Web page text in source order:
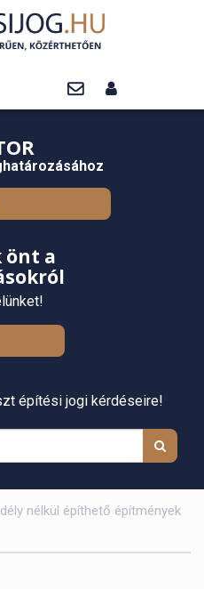
a
építési jogi kérdéseire!
nélkül építhető építmények